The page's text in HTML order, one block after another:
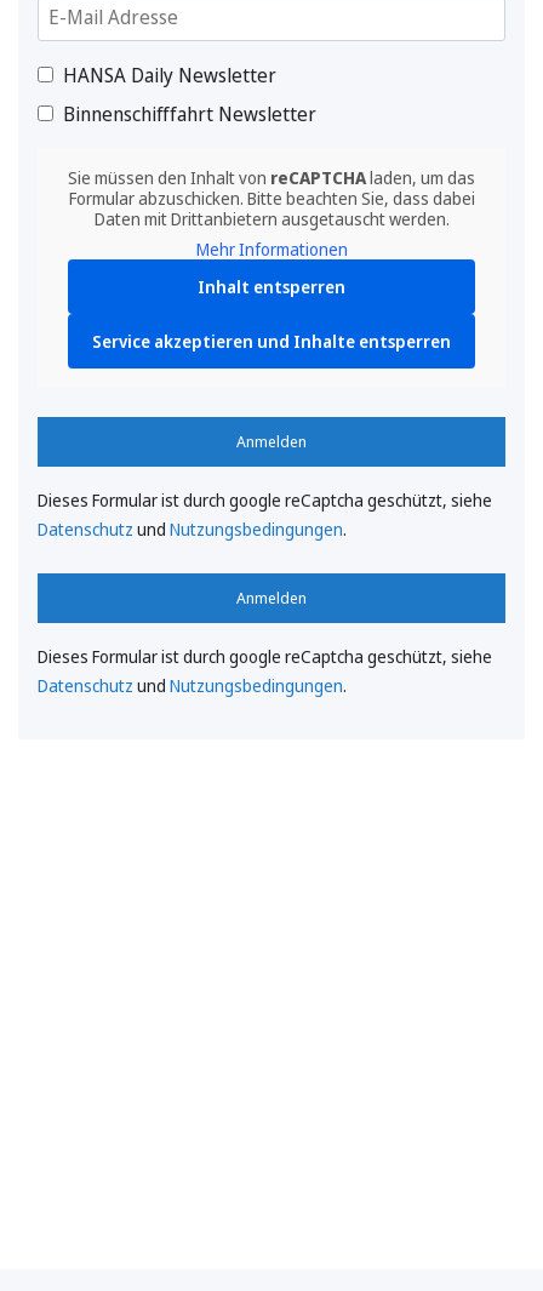
HANSA Daily Newsletter
Binnenschifffahrt Newsletter
Sie müssen den Inhalt von reCAPTCHAladen, um das
Formular abzuschicken. Bitte beachten Sie, dass dabei
Daten mit Drittanbietern ausgetauscht werden.
Mehr Informationen
Inhalt entsperren
Service akzeptieren und Inhalte entsperren
Anmelden
Dieses Formular ist durch google reCaptcha geschützt, siehe
Datenschutz und Nutzungsbedingungen.
Anmelden
Dieses Formular ist durch google reCaptcha geschützt, siehe
Datenschutz und Nutzungsbedingungen.